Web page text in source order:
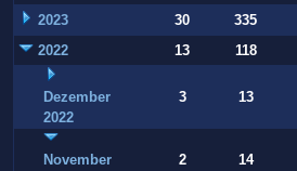
2023
30 335
2022
13 118
Dezember
2022
3 13
November
2 14